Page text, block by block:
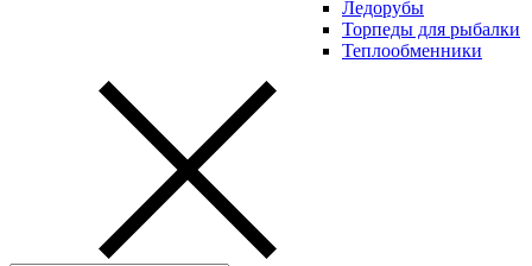
Ледорубы
Торпеды для рыбалки
Теплообменники